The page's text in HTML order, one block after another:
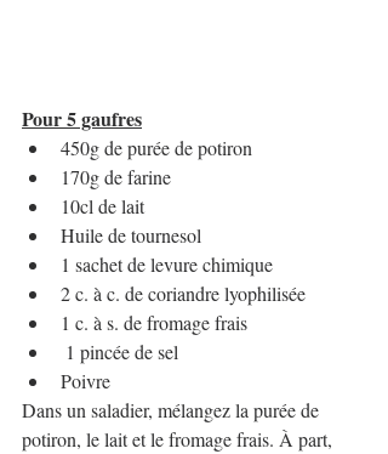
Pour 5 gaufres
450g de purée de potiron
170g de farine
10cl de lait
Huile de tournesol
1 sachet de levure chimique
2 c. à c. de coriandre lyophilisée
1 c. à s. de fromage frais
1 pincée de sel
Poivre
Dans un saladier, mélangez la purée de
potiron, le lait et le fromage frais. À part,